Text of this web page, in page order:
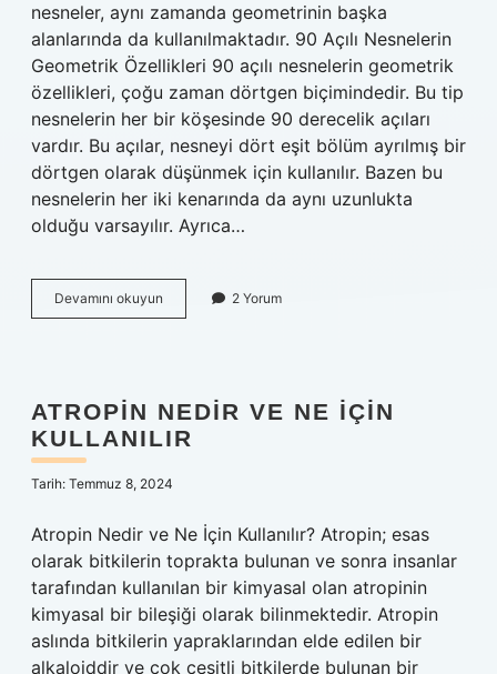
nesneler, aynı zamanda geometrinin başka
alanlarında da kullanılmaktadır. 90 Açılı Nesnelerin
Geometrik Özellikleri 90 açılı nesnelerin geometrik
özellikleri, çoğu zaman dörtgen biçimindedir. Bu tip
nesnelerin her bir köşesinde 90 derecelik açıları
vardır. Bu açılar, nesneyi dört eşit bölüm ayrılmış bir
dörtgen olarak düşünmek için kullanılır. Bazen bu
nesnelerin her iki kenarında da aynı uzunlukta
olduğu varsayılır. Ayrıca…
Devamını okuyun
açıları
2 Yorum
ATROPIN NEDIR VE NE IÇIN
KULLANILIR
Tarih: Temmuz 8, 2024
Atropin Nedir ve Ne İçin Kullanılır? Atropin; esas
olarak bitkilerin toprakta bulunan ve sonra insanlar
tarafından kullanılan bir kimyasal olan atropinin
kimyasal bir bileşiği olarak bilinmektedir. Atropin
aslında bitkilerin yapraklarından elde edilen bir
alkaloiddir ve çok çeşitli bitkilerde bulunan bir